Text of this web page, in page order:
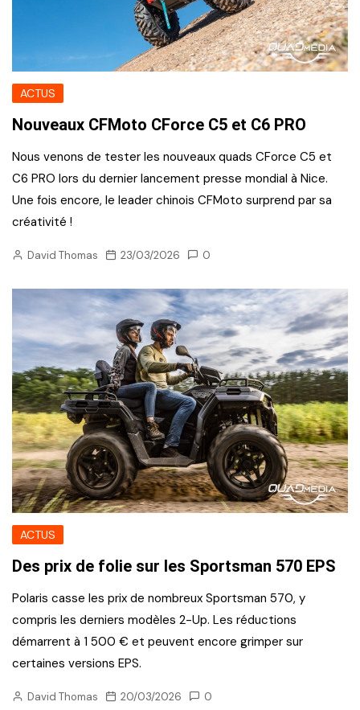
ACTUS
Nouveaux CFMoto CForce C5 et C6 PRO
Nous venons de tester les nouveaux quads CForce C5 et
C6 PRO lors du dernier lancement presse mondial à Nice.
Une fois encore, le leader chinois CFMoto surprend par sa
créativité !
David Thomas 23/03/2026 0
ACTUS
Des prix de folie sur les Sportsman 570 EPS
Polaris casse les prix de nombreux Sportsman 570, y
compris les derniers modèles 2-Up. Les réductions
démarrent à 1 500 € et peuvent encore grimper sur
certaines versions EPS.
David Thomas 20/03/2026 0